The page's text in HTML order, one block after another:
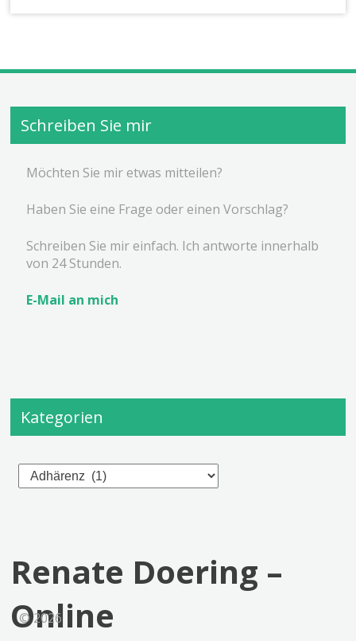
Schreiben Sie mir
Möchten Sie mir etwas mitteilen?
Haben Sie eine Frage oder einen Vorschlag?
Schreiben Sie mir einfach. Ich antworte innerhalb
von 24 Stunden.
E-Mail an mich
Kategorien
Kategorien
Renate Doering –
Online
© 2026